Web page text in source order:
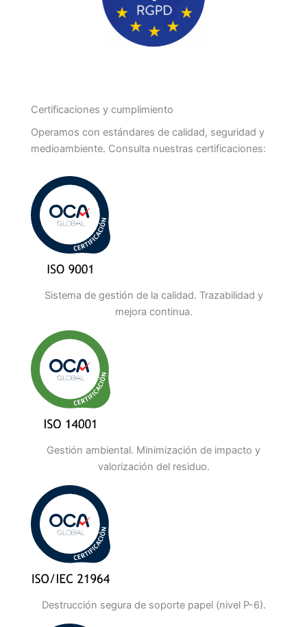
Certificaciones y cumplimiento
Operamos con estándares de calidad, seguridad y
medioambiente. Consulta nuestras certificaciones:
Sistema de gestión de la calidad. Trazabilidad y
mejora continua.
Gestión ambiental. Minimización de impacto y
valorización del residuo.
Destrucción segura de soporte papel (nivel P-6).